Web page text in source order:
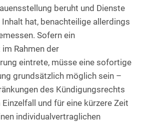
beruht und Dienste
Inhalt hat, benachteilige allerdings
Sofern ein
Rahmen der
eintrete, müsse eine sofortige
grundsätzlich möglich sein –
des Kündigungsrechts
und für eine kürzere Zeit
individualvertraglichen